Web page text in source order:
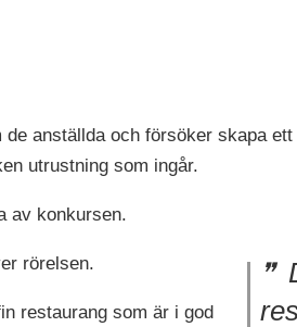
anställda och försöker skapa
utrustning som ingår.
av konkursen.
rörelsen.
restaurang som är i god